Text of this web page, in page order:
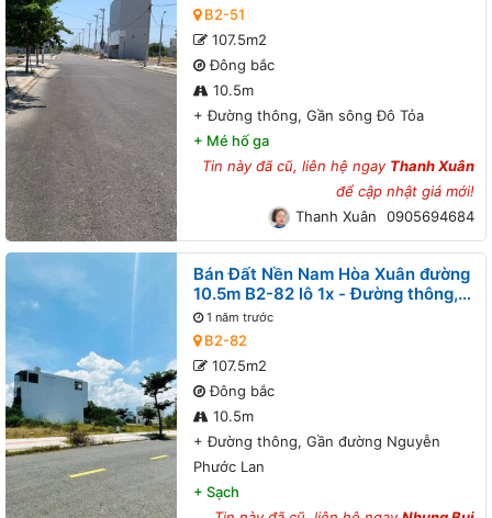
B2-51
107.5m2
Đông bắc
10.5m
+Đường thông, Gần sông Đô Tỏa
+ Mé hố ga
Tin này đã cũ, liên hệ ngay Thanh Xuân
để cập nhật giá mới!
Thanh Xuân
0905694684
Bán Đất Nền Nam Hòa Xuân đường
10.5m B2-82 lô 1x - Đường thông,
Gần đường Nguyễn Phước Lan
1 năm trước
B2-82
107.5m2
Đông bắc
10.5m
+Đường thông, Gần đường Nguyễn
Phước Lan
+ Sạch